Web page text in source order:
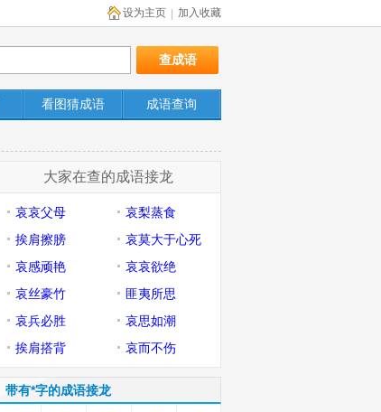
加入收藏
设为主页
看图猜成语 成语查询
大家在查的成语接龙
哀哀父母
哀梨蒸食
挨肩擦膀
哀莫大于心死
哀感顽艳
哀哀欲绝
哀丝豪竹
匪夷所思
哀兵必胜
哀思如潮
挨肩搭背
哀而不伤
带有*字的成语接龙